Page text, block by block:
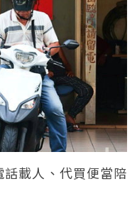
載人、代買便當陪